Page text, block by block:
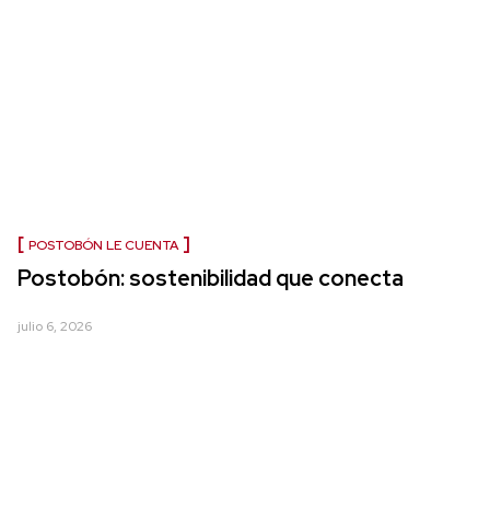
POSTOBÓN LE CUENTA
Postobón: sostenibilidad que conecta
julio 6, 2026